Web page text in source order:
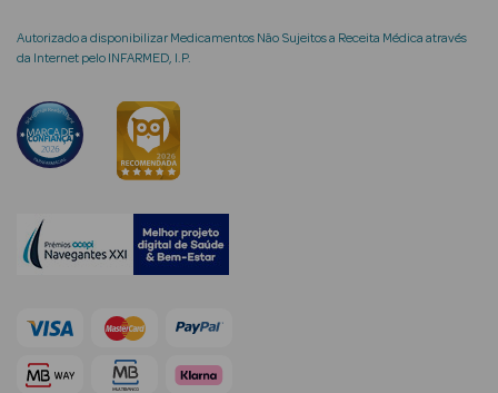
Coffrets de
Coffrets de
Homem
Autorizado a disponibilizar Medicamentos Não Sujeitos a Receita Médica através
da Internet pelo INFARMED, I.P.